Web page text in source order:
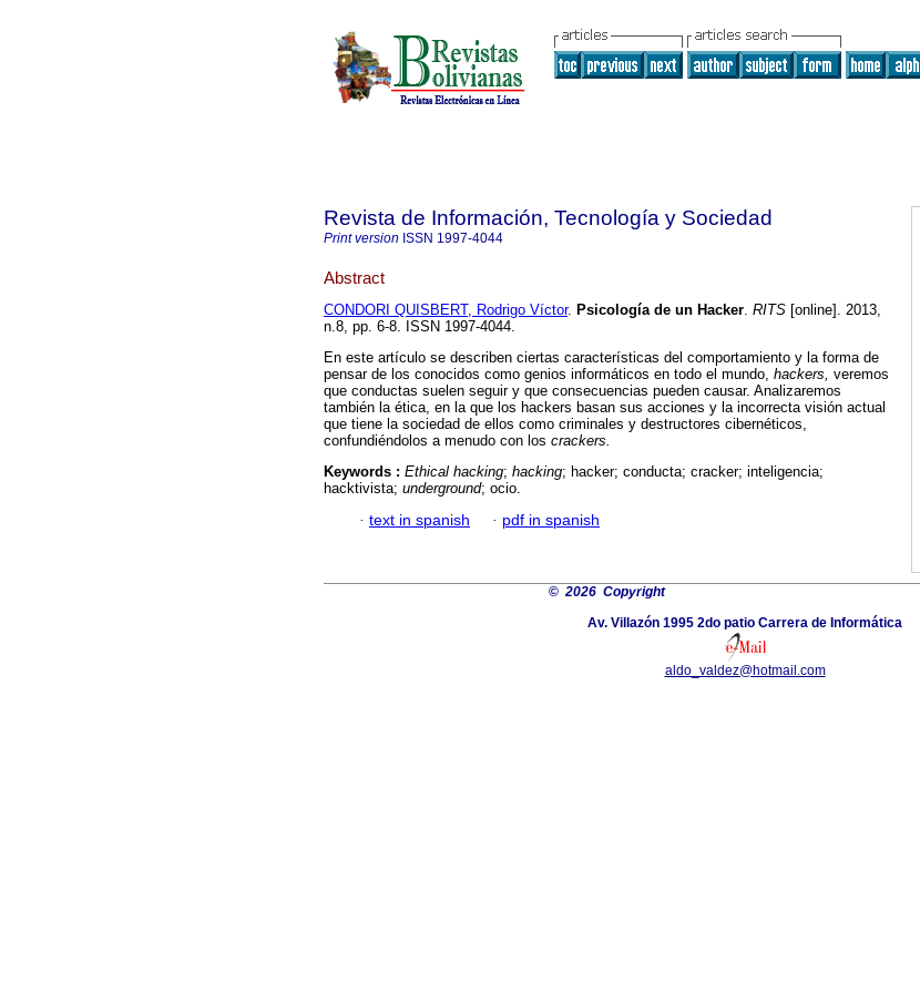
Revista de Información, Tecnología y Sociedad
Print version ISSN 1997-4044
Abstract
CONDORI QUISBERT, Rodrigo Víctor. Psicología de un Hacker. RITS [online]. 2013,
n.8, pp. 6-8. ISSN 1997-4044.
En este artículo se describen ciertas características del comportamiento y la forma de
pensar de los conocidos como genios informáticos en todo el mundo, hackers, veremos
que conductas suelen seguir y que consecuencias pueden causar. Analizaremos
también la ética, en la que los hackers basan sus acciones y la incorrecta visión actual
que tiene la sociedad de ellos como criminales y destructores cibernéticos,
confundiéndolos a menudo con los crackers.
Keywords : Ethical hacking; hacking; hacker; conducta; cracker; inteligencia;
hacktivista; underground; ocio.
· text in spanish · pdf in spanish
©2026 Copyright
Av. Villazón 1995 2do patio Carrera de Informática
aldo_valdez@hotmail.com